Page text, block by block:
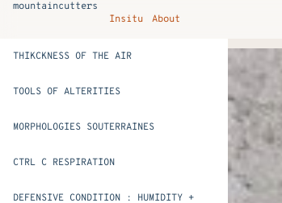
mountaincutters
Insitu
About
THIKCKNESS OF THE AIR
TOOLS OF ALTERITIES
MORPHOLOGIES SOUTERRAINES
CTRL C RESPIRATION
DEFENSIVE CONDITION : HUMIDITY +